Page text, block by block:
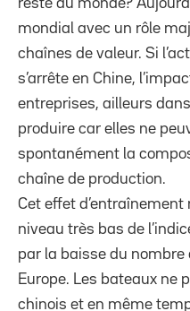
reste du monde?
mondial avec un rôle
chaînes de valeur. Si
s’arrête en Chine,
entreprises, ailleurs
produire car elles ne
spontanément la
chaîne de production.
Cet effet
niveau très bas de
par la baisse du
Europe. Les bateaux ne
chinois et en même